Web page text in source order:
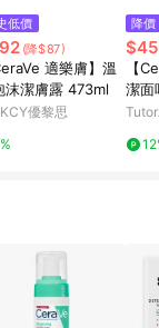
有時間差，
銷售網
務必於訂單
(含)以上進
定商品使
使用條件
低價
(降$87)
適樂膚】溫
沫潔膚露 473ml
優黎思
降價
【
潔面
機）